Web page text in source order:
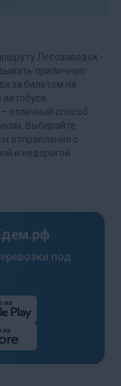
Лесозаводск -
приличную
за билетом на
отличный способ
Выбирайте
отправления с
и недорогой
под